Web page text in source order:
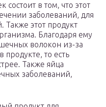
в том, что этот
заболеваний, для
Также этот продукт
Благодаря ему
волокон из-за
продукте, то есть
Также яйца
заболеваний,